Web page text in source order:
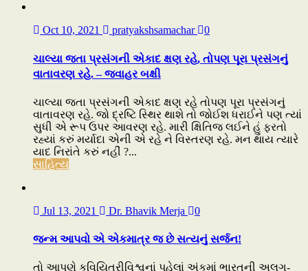
Oct 10, 2021 pratyakshsamachar 0
ચાલ્યા જતા પ્રસંગની એકાદ ક્ષણ રહે, તોપણ પૂરા પ્રસંગનું
વાતાવરણ રહે. – જવાહર બક્ષી
ચાલ્યા જતા પ્રસંગની એકાદ ક્ષણ રહે તોપણ પૂરા પ્રસંગનું
વાતાવરણ રહે. જો દ્રષ્ટિ સ્થિર થાશે તો જોઈશ ધરાઈને પણ ત્યાં
સુધી એ રૂપ ઉપર આવરણ રહે. મારી ક્ષિતિજ લઈને હું ફરતો
રહ્યાં કરું મર્યાદા એની એ રહે ને વિસ્તરણ રહે. મન થાય ત્યારે
યાદ નિરાંતે કરું નહીં ?...
સાહિત્ય
Jul 13, 2021 Dr. Bhavik Merja 0
જન્મ આપવો એ એકમાત્ર જ છે સત્યનું સર્જન!
તો આપણે કવિયિત્રીવિશ્વનાં પહેલાં અંકમાં ભારતની અલગ-